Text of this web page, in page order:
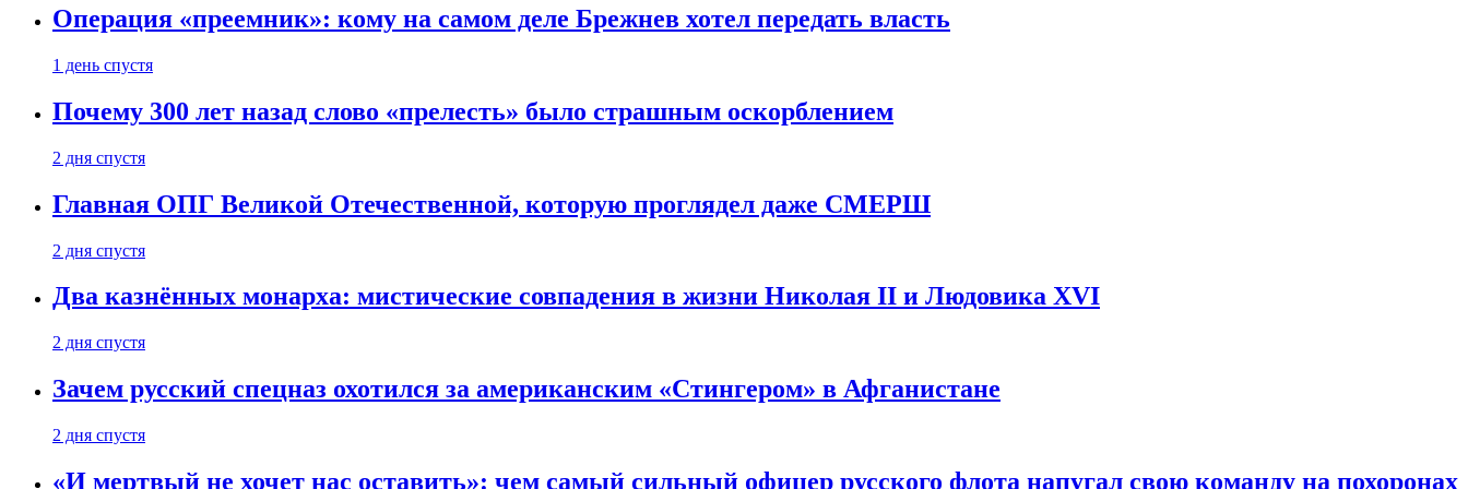
Операция «преемник»: кому на самом деле Брежнев хотел передать власть
1 день спустя
Почему 300 лет назад слово «прелесть» было страшным оскорблением
2 дня спустя
Главная ОПГ Великой Отечественной, которую проглядел даже СМЕРШ
2 дня спустя
Два казнённых монарха: мистические совпадения в жизни Николая II и Людовика XVI
2 дня спустя
Зачем русский спецназ охотился за американским «Стингером» в Афганистане
2 дня спустя
«И мертвый не хочет нас оставить»: чем самый сильный офицер русского флота напугал свою команду на похоронах